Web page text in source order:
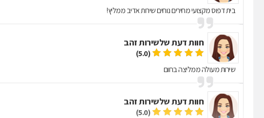
בית דפוס מקצועי מחירים נוחים שירות אדיב ממליץ!
חוות דעת שלשירות זהב
(5.0)
שירות מעולה ממליצה בחום
חוות דעת שלשירות זהב
(5.0)